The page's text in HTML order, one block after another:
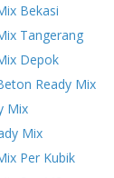
Bekasi
Tangerang
Depok
Ready Mix
Mix
Mix
Per Kubik